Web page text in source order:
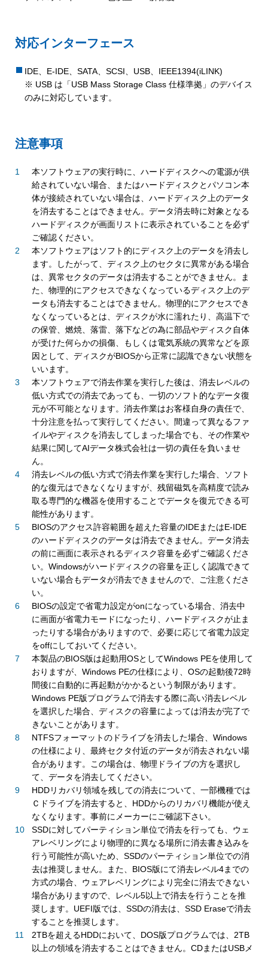
対応インターフェース
IDE、E-IDE、SATA、SCSI、USB、IEEE1394(iLINK)
※ USB は「USB Mass Storage Class 仕様準拠」のデバイス
のみに対応しています。
注意事項
本ソフトウェアの実行時に、ハードディスクへの電源が供
給されていない場合、またはハードディスクとパソコン本
体が接続されていない場合は、ハードディスク上のデータ
を消去することはできません。データ消去時に対象となる
ハードディスクが画面リストに表示されていることを必ず
ご確認ください。
本ソフトウェアはソフト的にディスク上のデータを消去し
ます。したがって、ディスク上のセクタに異常がある場合
は、異常セクタのデータは消去することができません。ま
た、物理的にアクセスできなくなっているディスク上のデ
ータも消去することはできません。物理的にアクセスでき
なくなっているとは、ディスクが水に濡れたり、高温下で
の保管、燃焼、落雷、落下などの為に部品やディスク自体
が受けた何らかの損傷、もしくは電気系統の異常などを原
因として、ディスクがBIOSから正常に認識できない状態を
いいます。
本ソフトウェアで消去作業を実行した後は、消去レベルの
低い方式での消去であっても、一切のソフト的なデータ復
元が不可能となります。消去作業はお客様自身の責任で、
十分注意を払って実行してください。間違って異なるファ
イルやディスクを消去してしまった場合でも、その作業や
結果に関してAIデータ株式会社は一切の責任を負いませ
ん。
消去レベルの低い方式で消去作業を実行した場合、ソフト
的な復元はできなくなりますが、残留磁気を高精度で読み
取る専門的な機器を使用することでデータを復元できる可
能性があります。
BIOSのアクセス許容範囲を超えた容量のIDEまたはE-IDE
のハードディスクのデータは消去できません。データ消去
の前に画面に表示されるディスク容量を必ずご確認くださ
い。Windowsがハードディスクの容量を正しく認識できて
いない場合もデータが消去できませんので、ご注意くださ
い。
BIOSの設定で省電力設定がonになっている場合、消去中
に画面が省電力モードになったり、ハードディスクが止ま
ったりする場合がありますので、必要に応じて省電力設定
をoffにしておいてください。
本製品のBIOS版は起動用OSとしてWindows PEを使用して
おりますが、Windows PEの仕様により、OSの起動後72時
間後に自動的に再起動がかかるという制限があります。
Windows PE版プログラムで消去する際に高い消去レベル
を選択した場合、ディスクの容量によっては消去が完了で
きないことがあります。
NTFSフォーマットのドライブを消去した場合、Windows
の仕様により、最終セクタ付近のデータが消去されない場
合があります。この場合は、物理ドライブの方を選択し
て、データを消去してください。
HDDリカバリ領域を残しての消去について、一部機種では
Ｃドライブを消去すると、HDDからのリカバリ機能が使え
なくなります。事前にメーカーにご確認下さい。
SSDに対してパーティション単位で消去を行っても、ウェ
アレベリングにより物理的に異なる場所に消去書き込みを
行う可能性が高いため、SSDのパーティション単位での消
去は推奨しません。また、BIOS版にて消去レベル4までの
方式の場合、ウェアレベリングにより完全に消去できない
場合がありますので、レベル5以上で消去を行うことを推
奨します。UEFI版では、SSDの消去は、SSD Eraseで消去
することを推奨します。
2TBを超えるHDDにおいて、DOS版プログラムでは、2TB
以上の領域を消去することはできません。CDまたはUSBメ